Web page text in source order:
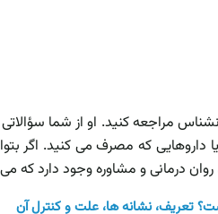
مراجعه کنید. او از شما
که مصرف می کنید. اگر
درمانی و مشاوره وجود دارد که
تعریف، نشانه ها، علت و کنترل آن